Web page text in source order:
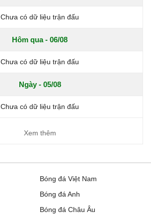
Chưa có dữ liệu trận đấu
Hôm qua - 06/08
Chưa có dữ liệu trận đấu
Ngày - 05/08
Chưa có dữ liệu trận đấu
Xem thêm
Bóng đá Việt Nam
Bóng đá Anh
Bóng đá Châu Âu